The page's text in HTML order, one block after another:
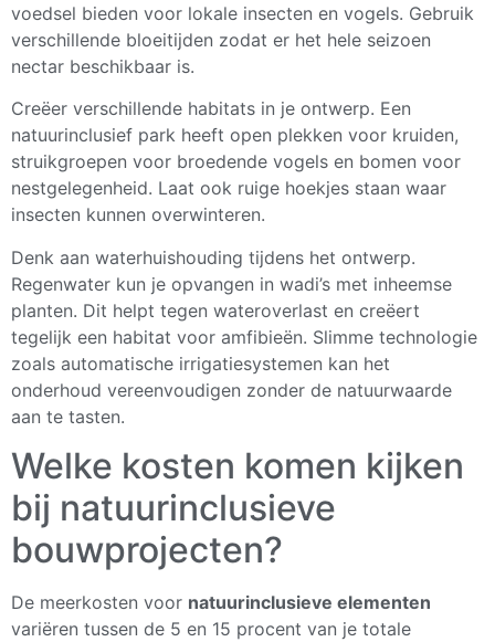
voedsel bieden voor lokale insecten en vogels. Gebruik
verschillende bloeitijden zodat er het hele seizoen
nectar beschikbaar is.
Creëer verschillende habitats in je ontwerp. Een
natuurinclusief park heeft open plekken voor kruiden,
struikgroepen voor broedende vogels en bomen voor
nestgelegenheid. Laat ook ruige hoekjes staan waar
insecten kunnen overwinteren.
Denk aan waterhuishouding tijdens het ontwerp.
Regenwater kun je opvangen in wadi’s met inheemse
planten. Dit helpt tegen wateroverlast en creëert
tegelijk een habitat voor amfibieën. Slimme technologie
zoals automatische irrigatiesystemen kan het
onderhoud vereenvoudigen zonder de natuurwaarde
aan te tasten.
Welke kosten komen kijken
bij natuurinclusieve
bouwprojecten?
De meerkosten voor natuurinclusieve elementen
variëren tussen de 5 en 15 procent van je totale